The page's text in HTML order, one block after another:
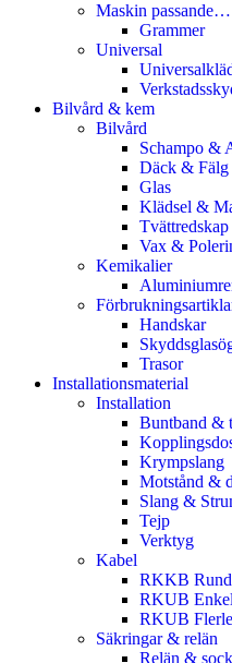
Maskin passande…
Grammer
Universal
Bilvård & kem
Bilvård
Schampo &
Däck & Fälg
Glas
Klädsel &
Tvättredskap
Vax &
Kemikalier
Handskar
Trasor
Installationsmaterial
Installation
Buntband &
Krympslang
Motstånd &
Slang &
Tejp
Verktyg
Kabel
RKKB Rund
RKUB
RKUB
Säkringar & relän
Relän &